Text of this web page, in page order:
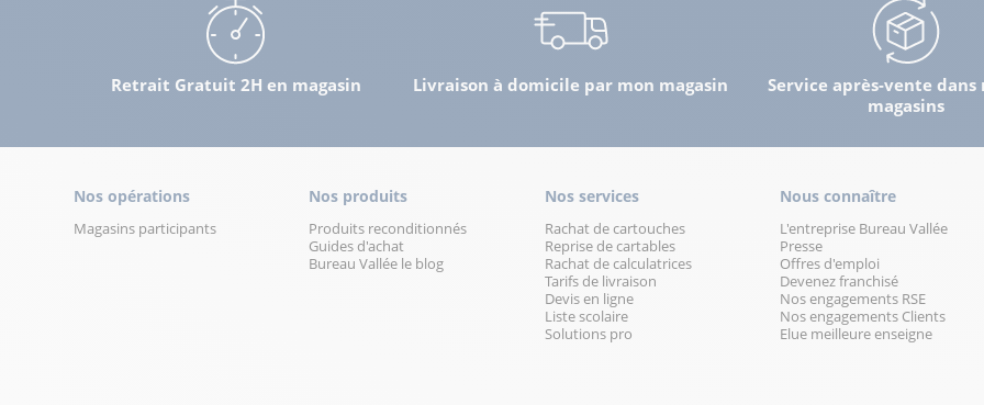
Retrait Gratuit 2H en magasin Livraison à domicile par mon magasin
Service après-vente dans
magasins
Nos opérations
Magasins participants
Nos produits
Produits reconditionnés
Guides d'achat
Bureau Vallée le blog
Nos services
Rachat de cartouches
Reprise de cartables
Rachat de calculatrices
Tarifs de livraison
Devis en ligne
Liste scolaire
Solutions pro
Nous connaître
L'entreprise Bureau Vallée
Presse
Offres d'emploi
Devenez franchisé
Nos engagements RSE
Nos engagements Clients
Elue meilleure enseigne